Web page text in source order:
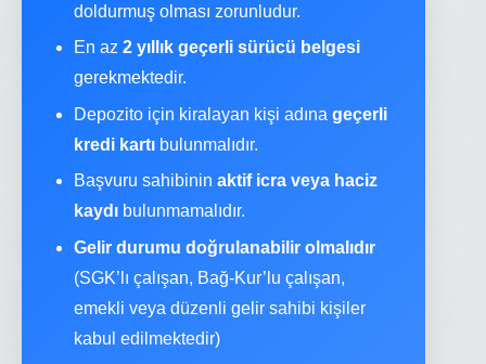
doldurmuş olması zorunludur.
En az 2 yıllık geçerli sürücü belgesi
gerekmektedir.
Depozito için kiralayan kişi adına geçerli
kredi kartı bulunmalıdır.
Başvuru sahibinin aktif icra veya haciz
kaydı bulunmamalıdır.
Gelir durumu doğrulanabilir olmalıdır
(SGK’lı çalışan, Bağ-Kur’lu çalışan,
emekli veya düzenli gelir sahibi kişiler
kabul edilmektedir)